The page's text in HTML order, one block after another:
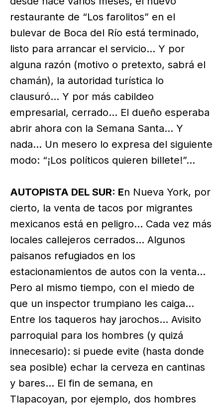
restaurante de “Los farolitos” en el
bulevar de Boca del Río está terminado,
listo para arrancar el servicio… Y por
alguna razón (motivo o pretexto, sabrá el
chamán), la autoridad turística lo
clausuró… Y por más cabildeo
empresarial, cerrado… El dueño esperaba
abrir ahora con la Semana Santa… Y
nada… Un mesero lo expresa del siguiente
modo: “¡Los políticos quieren billete!”…
AUTOPISTA DEL SUR: En Nueva York, por
cierto, la venta de tacos por migrantes
mexicanos está en peligro… Cada vez más
locales callejeros cerrados… Algunos
paisanos refugiados en los
estacionamientos de autos con la venta…
Pero al mismo tiempo, con el miedo de
que un inspector trumpiano les caiga…
Entre los taqueros hay jarochos… Avisito
parroquial para los hombres (y quizá
innecesario): si puede evite (hasta donde
sea posible) echar la cerveza en cantinas
y bares… El fin de semana, en
Tlapacoyan, por ejemplo, dos hombres